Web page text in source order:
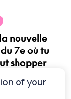
nouvelle
7e où tu
shopper
of your